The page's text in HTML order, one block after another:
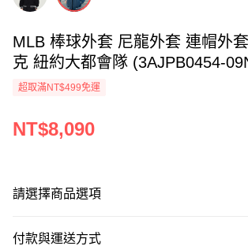
MLB 棒球外套 尼龍外套 連帽外
克 紐約大都會隊 (3AJPB0454-
超取滿NT$499免運
NT$8,090
請選擇商品選項
付款與運送方式